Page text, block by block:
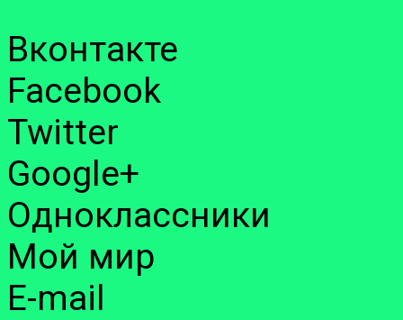
Вконтакте
Facebook
Twitter
Google+
Одноклассники
Мой мир
E-mail